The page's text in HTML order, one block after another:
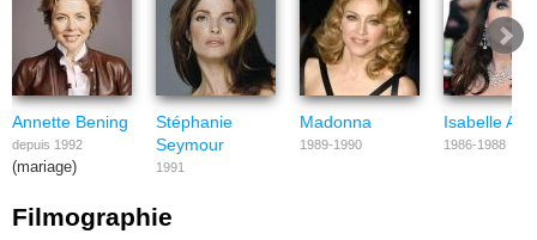
Annette Bening
depuis 1992
(mariage)
Stéphanie
Seymour
1991
Madonna
1989-1990
Isabelle
1986-1988
Filmographie